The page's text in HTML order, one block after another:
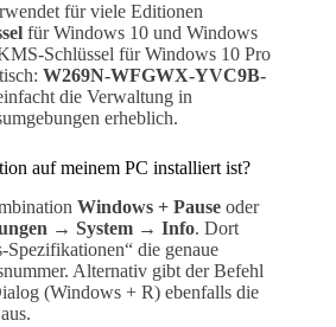
für viele Editionen
für Windows 10 und Windows
Schlüssel für Windows 10 Pro
W269N-WFGWX-YVC9B-
die Verwaltung in
erheblich.
auf meinem PC installiert ist?
Windows + Pause oder
→ System → Info. Dort
Spezifikationen“ die genaue
Alternativ gibt der Befehl
(Windows + R) ebenfalls die